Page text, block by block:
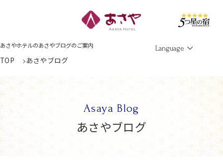
あさやホテルのあさやブログのご案内 Language
TOP あさやブログ
Asaya Blog
あさやブログ